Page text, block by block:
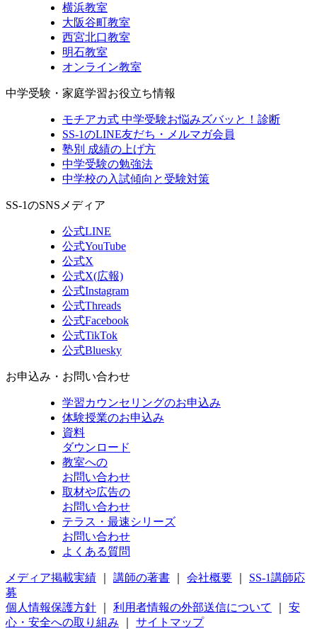
横浜教室
大阪谷町教室
西宮北口教室
明石教室
オンライン教室
中学受験・家庭学習お役立ち情報
モチアカ式 中学受験お悩みズバッと！診断
SS-1のLINE友だち・メルマガ会員
塾別 成績の上げ方
中学受験の勉強法
中学校の入試傾向と受験対策
SS-1のSNSメディア
公式LINE
公式YouTube
公式X
公式X(広報)
公式Instagram
公式Threads
公式Facebook
公式TikTok
公式Bluesky
お申込み・お問い合わせ
学習カウンセリングのお申込み
体験授業のお申込み
資料
ダウンロード
教室への
お問い合わせ
取材や広告の
お問い合わせ
テラス・最速シリーズ
お問い合わせ
よくある質問
メディア掲載実績 講師の著書 会社概要
SS-1講師応
募
個人情報保護方針
利用者情報の外部送信について
安
心・安全への取り組み
サイトマップ